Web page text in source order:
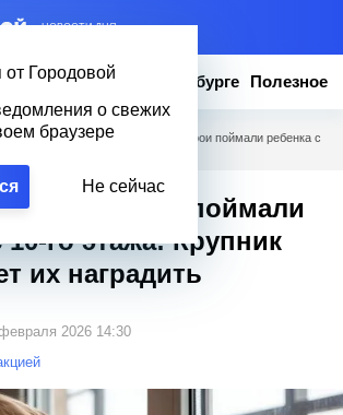
– НОВОСТИ ДНЯ
Городовой
о свежих
браузере
Не сейчас
Вопросы о Петербурге Полезное
/ Медсестры-супергерои поймали ребенка с
супергерои поймали
10-го этажа: Крупник
их наградить
2026 14:30